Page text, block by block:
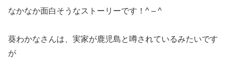
なかなか面白そうなストーリーです！^ – ^
葵わかなさんは、実家が鹿児島と噂されているみたいです
が